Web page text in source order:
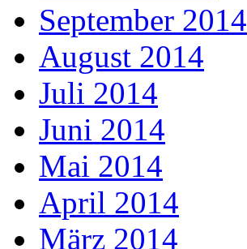
September 2014
August 2014
Juli 2014
Juni 2014
Mai 2014
April 2014
März 2014